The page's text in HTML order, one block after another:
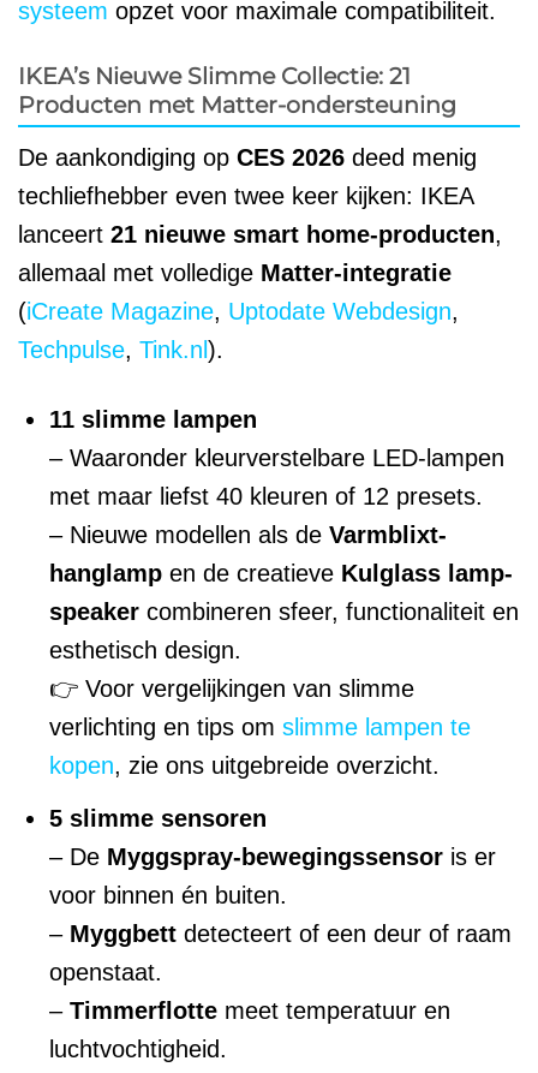
systeem opzet voor maximale compatibiliteit.
IKEA’s Nieuwe Slimme Collectie: 21
Producten met Matter-ondersteuning
De aankondiging op CES 2026 deed menig
techliefhebber even twee keer kijken: IKEA
lanceert 21 nieuwe smart home-producten,
allemaal met volledige Matter-integratie
(iCreate Magazine, Uptodate Webdesign,
Techpulse, Tink.nl ).
11 slimme lampen
– Waaronder kleurverstelbare LED-lampen
met maar liefst 40 kleuren of 12 presets.
– Nieuwe modellen als de Varmblixt-
hanglamp en de creatieve Kulglass lamp-
speaker combineren sfeer, functionaliteit en
esthetisch design.
👉 Voor vergelijkingen van slimme
verlichting en tips om slimme lampen te
kopen, zie ons uitgebreide overzicht.
5 slimme sensoren
– De Myggspray-bewegingssensor is er
voor binnen én buiten.
– Myggbett detecteert of een deur of raam
openstaat.
– Timmerflotte meet temperatuur en
luchtvochtigheid.